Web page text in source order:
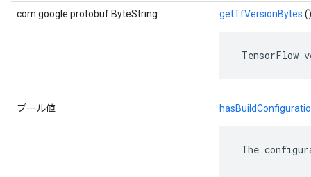
com.google.protobuf.ByteString getTfVersionBytes ()
TensorFlow
ブール値
The